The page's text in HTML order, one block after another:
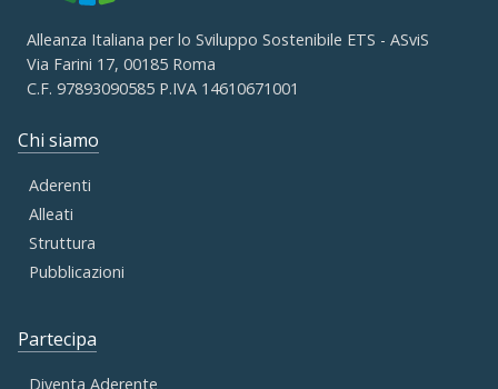
Alleanza Italiana per lo Sviluppo Sostenibile ETS - ASviS
Via Farini 17, 00185 Roma
C.F. 97893090585 P.IVA 14610671001
Chi siamo
Aderenti
Alleati
Struttura
Pubblicazioni
Partecipa
Diventa Aderente